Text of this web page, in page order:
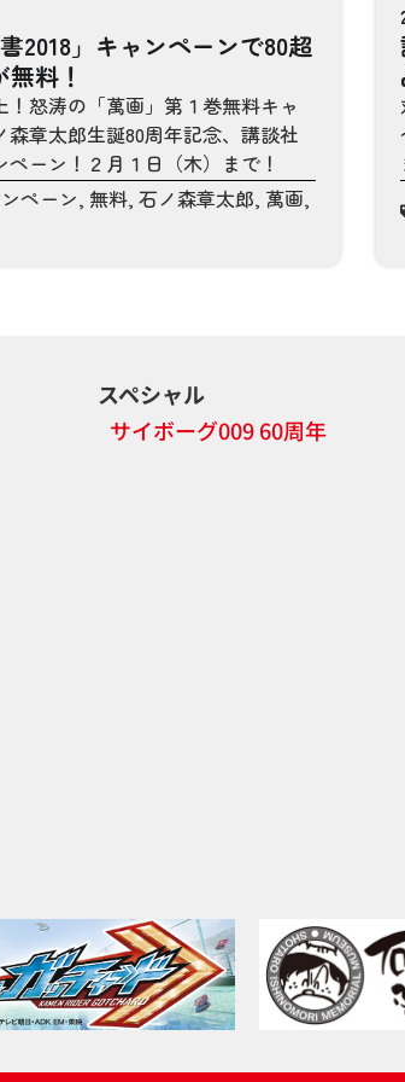
2018」キャンペーンで80超
料！
！怒涛の「萬画」第１巻無料キャ
章太郎生誕80周年記念、講談社
ペーン！２月１日（木）まで！
ペーン, 無料,石ノ森章太郎, 萬画,
スペシャル
サイボーグ009 60周年